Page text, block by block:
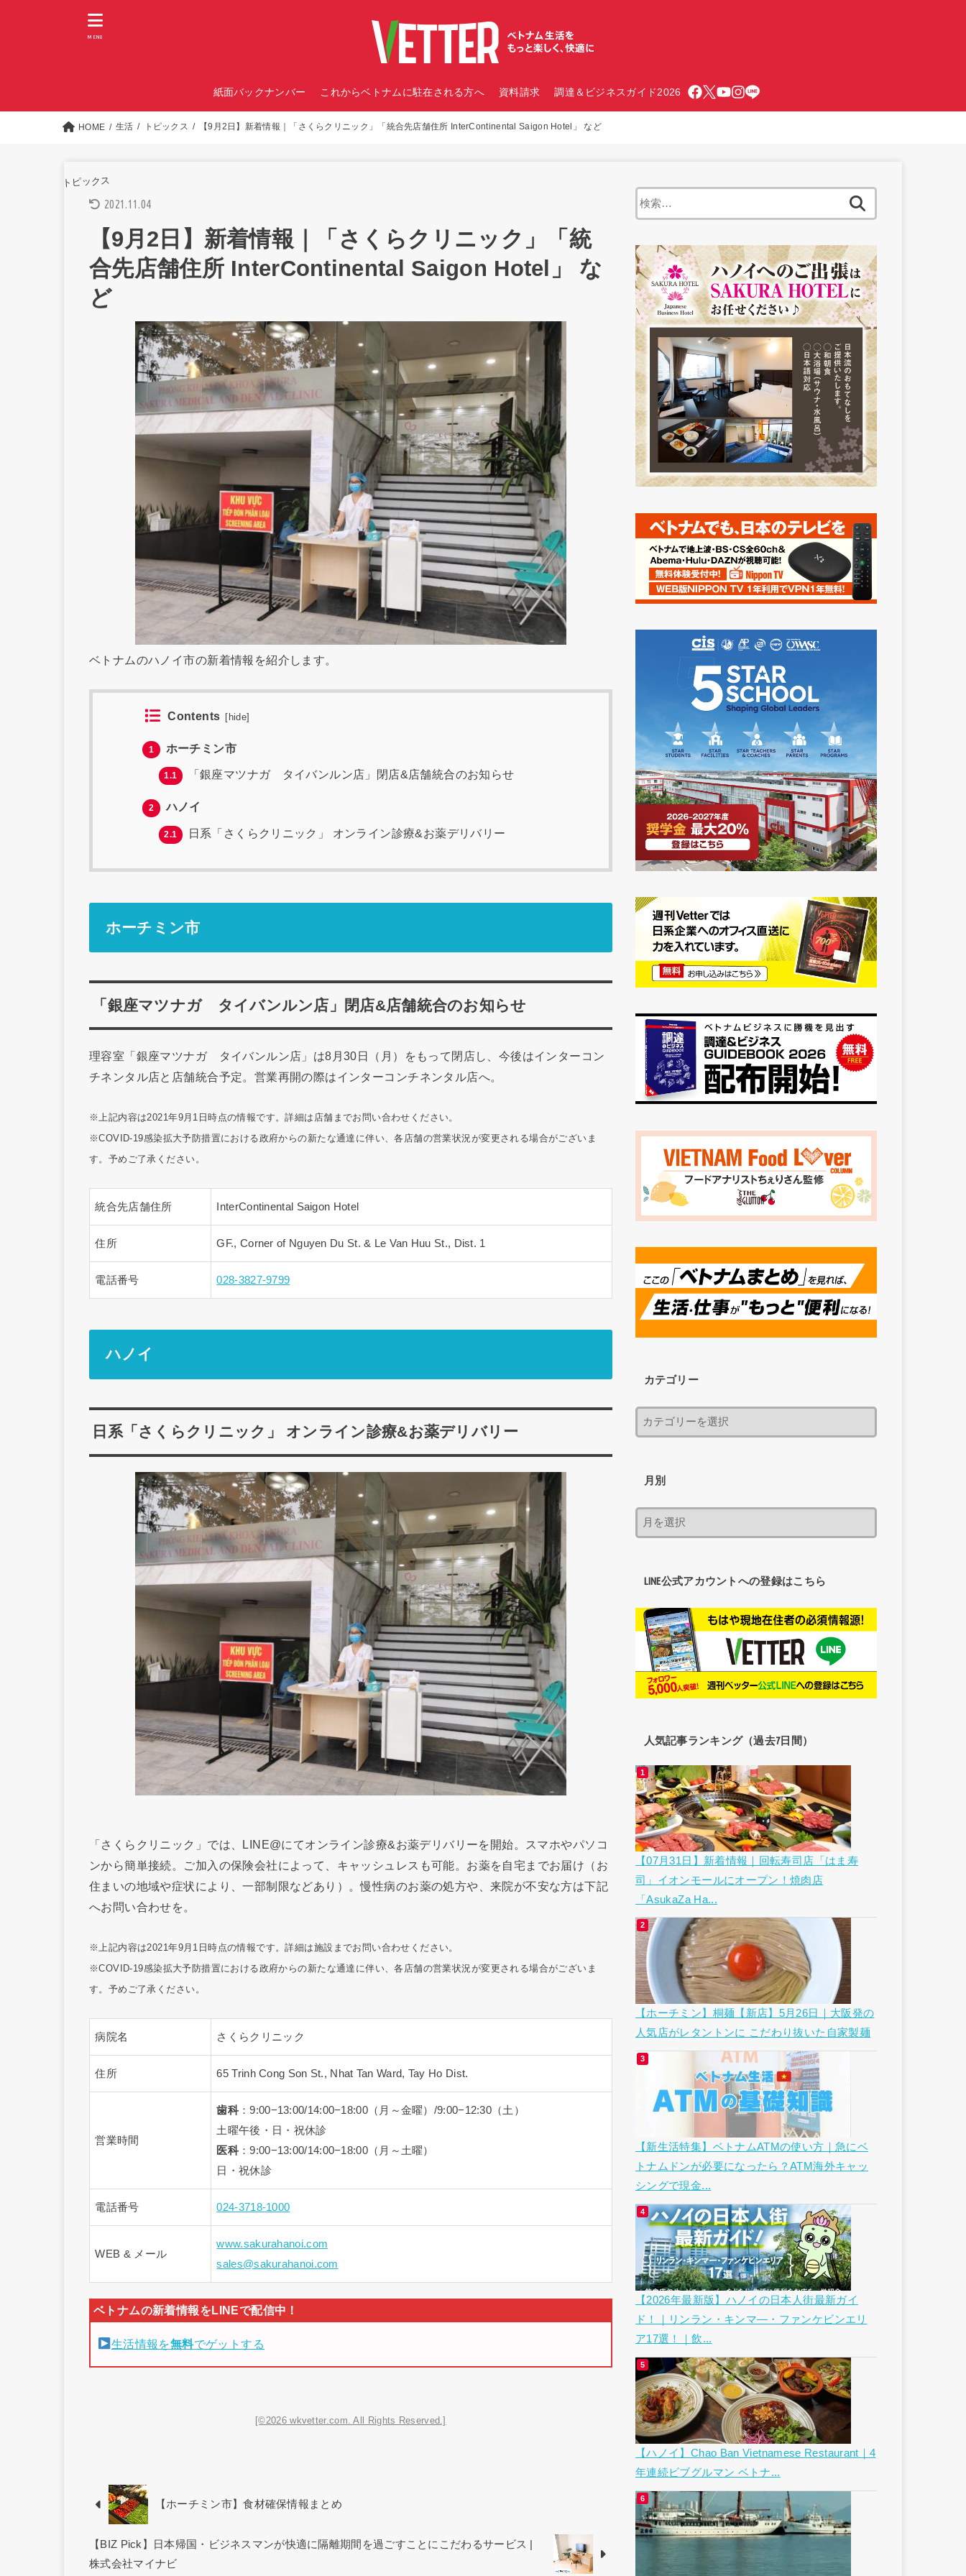
紙面バックナンバー これからベトナムに駐在される方へ 資料請求 調達＆ビジネスガイド2026
MENU
HOME 生活 トピックス 【9月2日】新着情報｜「さくらクリニック」「統合先店舗住所 InterContinental Saigon Hotel」 など
トピックス
2021.11.04
【9月2日】新着情報｜「さくらクリニック」「統
合先店舗住所 InterContinental Saigon Hotel」 な
ど
ベトナムのハノイ市の新着情報を紹介します。
Contents hide
1 ホーチミン市
1.1 「銀座マツナガ タイバンルン店」閉店&店舗統合のお知らせ
2 ハノイ
2.1 日系「さくらクリニック」 オンライン診療&お薬デリバリー
ホーチミン市
「銀座マツナガ タイバンルン店」閉店&店舗統合のお知らせ
理容室「銀座マツナガ タイバンルン店」は8月30日（月）をもって閉店し、今後はインターコン
チネンタル店と店舗統合予定。営業再開の際はインターコンチネンタル店へ。
※上記内容は2021年9月1日時点の情報です。詳細は店舗までお問い合わせください。
※COVID-19感染拡大予防措置における政府からの新たな通達に伴い、各店舗の営業状況が変更される場合がございま
す。予めご了承ください。
統合先店舗住所 InterContinental Saigon Hotel
住所 GF., Corner of Nguyen Du St. & Le Van Huu St., Dist. 1
電話番号 028-3827-9799
ハノイ
日系「さくらクリニック」 オンライン診療&お薬デリバリー
「さくらクリニック」では、LINE@にてオンライン診療&お薬デリバリーを開始。スマホやパソコ
ンから簡単接続。ご加入の保険会社によって、キャッシュレスも可能。お薬を自宅までお届け（お
住まいの地域や症状により、一部制限などあり）。慢性病のお薬の処方や、来院が不安な方は下記
へお問い合わせを。
※上記内容は2021年9月1日時点の情報です。詳細は施設までお問い合わせください。
※COVID-19感染拡大予防措置における政府からの新たな通達に伴い、各店舗の営業状況が変更される場合がございま
す。予めご了承ください。
病院名 さくらクリニック
住所 65 Trinh Cong Son St., Nhat Tan Ward, Tay Ho Dist.
営業時間
歯科 ：9:00−13:00/14:00−18:00（月～金曜）/9:00−12:30（土）
土曜午後・日・祝休診
医科 ：9:00−13:00/14:00−18:00（月～土曜）
日・祝休診
電話番号 024-3718-1000
WEB & メール
www.sakurahanoi.com
sales@sakurahanoi.com
生活情報を無料でゲットする
[©2026 wkvetter.com. All Rights Reserved.]
【ホーチミン市】食材確保情報まとめ
【BIZ Pick】日本帰国・ビジネスマンが快適に隔離期間を過ごすことにこだわるサービス |
株式会社マイナビ
カテゴリー
月別
LINE公式アカウントへの登録はこちら
人気記事ランキング（過去7日間）
【07月31日】新着情報｜回転寿司店「はま寿
司」イオンモールにオープン！焼肉店
「AsukaZa Ha...
【ホーチミン】桐麺【新店】5月26日｜大阪発の
人気店がレタントンに こだわり抜いた自家製麺
【新生活特集】ベトナムATMの使い方｜急にベ
トナムドンが必要になったら？ATM海外キャッ
シングで現金...
【2026年最新版】ハノイの日本人街最新ガイ
ド！｜リンラン・キンマ―・ファンケビンエリ
ア17選！｜飲...
【ハノイ】Chao Ban Vietnamese Restaurant｜4
年連続ビブグルマン ベトナ...